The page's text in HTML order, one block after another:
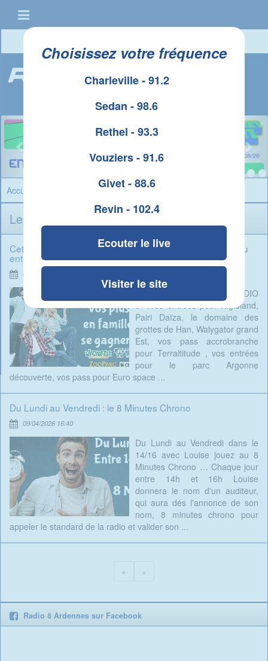
Choisissez votre fréquence
Charleville - 91.2
Sedan - 98.6
Rethel - 93.3
Vouziers - 91.6
Givet - 88.6
Revin - 102.4
Ecouter le live
Visiter le site
Accueil » Jeux » Ardennes
Les Jeux Radio 8 Ardennes
Cet été sur RADIO 8 faites le plein de sorties en famille ou
entre amis !
01/07/2026 12:03
A gagner tout cet été sur RADIO
8 :Vos entrées pour Nigloland,
Pairi Daïza, le domaine des
grottes de Han, Walygator grand
Est, vos pass accrobranche
pour Terraltitude , vos entrées
pour le parc Argonne
découverte, vos pass pour Euro space ...
Du Lundi au Vendredi : le 8 Minutes Chrono
09/04/2026 16:40
Du Lundi au Vendredi dans le
14/16 avec Louise jouez au 8
Minutes Chrono … Chaque jour
entre 14h et 16h Louise
donnera le nom d'un auditeur,
qui aura dés l'annonce de son
nom, 8 minutes chrono pour
appeler le standard de la radio et valider son ...
« »
Radio 8 Ardennes sur Facebook